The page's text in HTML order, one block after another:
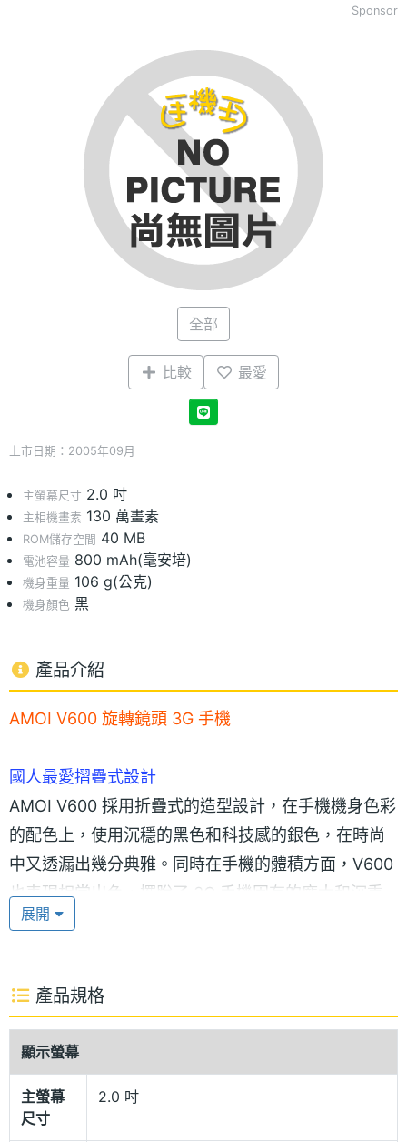
Sponsor
全部
比較 最愛
上市日期：2005年09月
主螢幕尺寸 2.0 吋
主相機畫素 130 萬畫素
ROM儲存空間 40 MB
電池容量 800 mAh(毫安培)
機身重量 106 g(公克)
機身顏色 黑
產品介紹
AMOI V600 旋轉鏡頭 3G 手機
國人最愛摺疊式設計
AMOI V600 採用折疊式的造型設計，在手機機身色彩
的配色上，使用沉穩的黑色和科技感的銀色，在時尚
中又透漏出幾分典雅。同時在手機的體積方面，V600
也表現相當出色，擺脫了 3G 手機固有的龐大和沉重
身軀。僅有 90 × 45 × 25 mm 的尺寸和 106 克的重
高配備 3G 手機
176 × 220 pixels 的 26 萬色 2 吋的頂級 TFT 。
V600 是一款支援 GSM900 / 1800 / 1900 MHz 和
展開
產品規格
顯示螢幕
主螢幕
尺寸
2.0 吋